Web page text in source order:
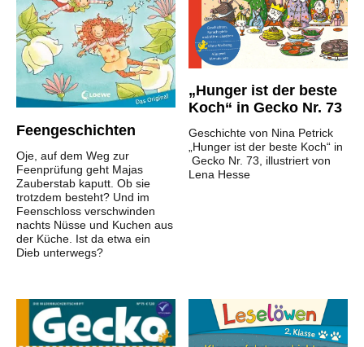
Feengeschichten
Oje, auf dem Weg zur
Feenprüfung geht Majas
Zauberstab kaputt. Ob sie
trotzdem besteht? Und im
Feenschloss verschwinden
nachts Nüsse und Kuchen aus
der Küche. Ist da etwa ein
Dieb unterwegs?
„Hunger ist der beste
Koch“ in Gecko Nr. 73
Geschichte von Nina Petrick
„Hunger ist der beste Koch“ in
Gecko Nr. 73, illustriert von
Lena Hesse